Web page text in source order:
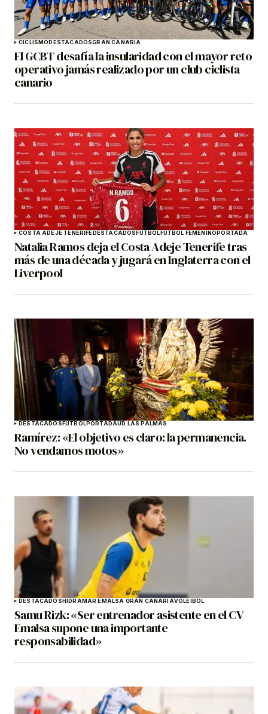
CICLISMODESTACADOSGRAN CANARIA
El GCBT desafía la insularidad con el mayor reto
operativo jamás realizado por un club ciclista
canario
COSTA ADEJE TENERIFEDESTACADOSFÚTBOLFÚTBOL FEMENINOPORTADA
Natalia Ramos deja el Costa Adeje Tenerife tras
más de una década y jugará en Inglaterra con el
Liverpool
DESTACADOSFÚTBOLPORTADAUD LAS PALMAS
Ramírez: «El objetivo es claro: la permanencia.
No vendamos motos»
DESTACADOSHIDRAMAR EMALSA GRAN CANARIAVOLEIBOL
Samu Rizk: «Ser entrenador asistente en el CV
Emalsa supone una importante
responsabilidad»